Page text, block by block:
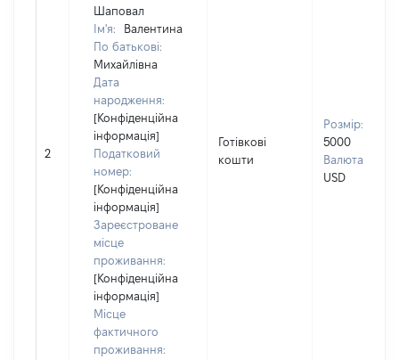
2
Шаповал
Ім'я:
Валентина
По батькові:
Михайлівна
Дата
народження:
[Конфіденційна
інформація]
Податковий
номер:
[Конфіденційна
інформація]
Зареєстроване
місце
проживання:
[Конфіденційна
інформація]
Місце
фактичного
проживання:
Готівкові
кошти
Розмір:
5000
Валюта:
USD